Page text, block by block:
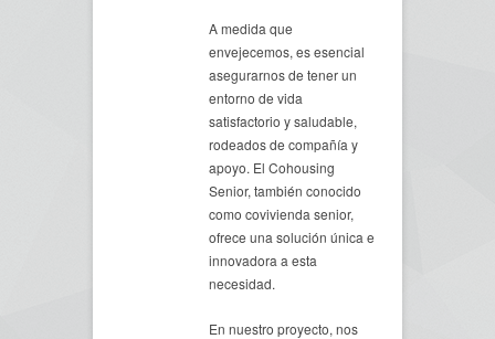
A medida que
envejecemos, es esencial
asegurarnos de tener un
entorno de vida
satisfactorio y saludable,
rodeados de compañía y
apoyo. El Cohousing
Senior, también conocido
como covivienda senior,
ofrece una solución única e
innovadora a esta
necesidad.
En nuestro proyecto, nos